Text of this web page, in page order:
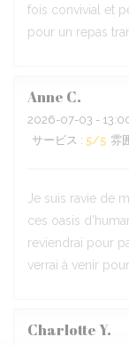
fois convivial et
pour un repas
Anne C
2026-07-03 -
サービス : 5/5 雰
Je suis ravie de
ces oasis
reviendrai pour
verrai à venir
Charlotte Y